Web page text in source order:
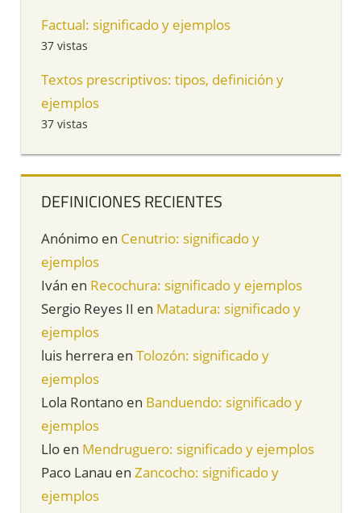
Factual: significado y ejemplos
37 vistas
Textos prescriptivos: tipos, definición y
ejemplos
37 vistas
DEFINICIONES RECIENTES
Anónimo en Cenutrio: significado y
ejemplos
Iván en Recochura: significado y ejemplos
Sergio Reyes II en Matadura: significado y
ejemplos
luis herrera en Tolozón: significado y
ejemplos
Lola Rontano en Banduendo: significado y
ejemplos
Llo en Mendruguero: significado y ejemplos
Paco Lanau en Zancocho: significado y
ejemplos